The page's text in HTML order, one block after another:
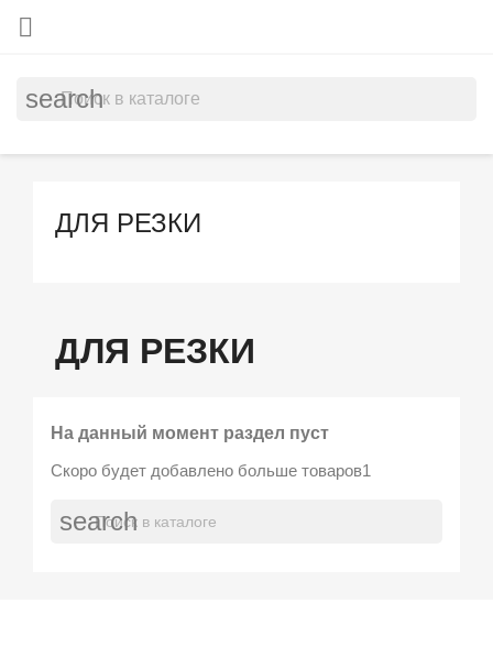

search
ДЛЯ РЕЗКИ
ДЛЯ РЕЗКИ
На данный момент раздел пуст
Скоро будет добавлено больше товаров1
search